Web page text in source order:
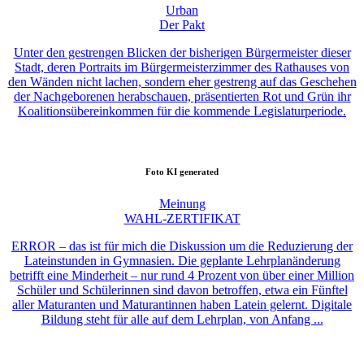
Urban
Der Pakt
Unter den gestrengen Blicken der bisherigen Bürgermeister dieser
Stadt, deren Portraits im Bürgermeisterzimmer des Rathauses von
den Wänden nicht lachen, sondern eher gestreng auf das Geschehen
der Nachgeborenen herabschauen, präsentierten Rot und Grün ihr
Koalitionsübereinkommen für die kommende Legislaturperiode.
Foto KI generated
Meinung
WAHL-ZERTIFIKAT
ERROR – das ist für mich die Diskussion um die Reduzierung der
Lateinstunden in Gymnasien. Die geplante Lehrplanänderung
betrifft eine Minderheit – nur rund 4 Prozent von über einer Million
Schüler und Schülerinnen sind davon betroffen, etwa ein Fünftel
aller Maturanten und Maturantinnen haben Latein gelernt. Digitale
Bildung steht für alle auf dem Lehrplan, von Anfang ...